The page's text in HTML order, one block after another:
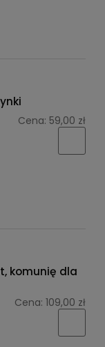
Cena: 59,00 zł
komunię dla
Cena: 109,00 zł